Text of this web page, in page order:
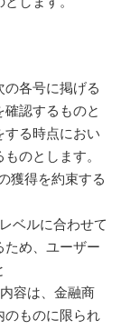
各号に掲げる
認するものと
する時点におい
のとします。
獲得を約束する
ベルに合わせて
ため、ユーザー
容は、金融商
のものに限られ